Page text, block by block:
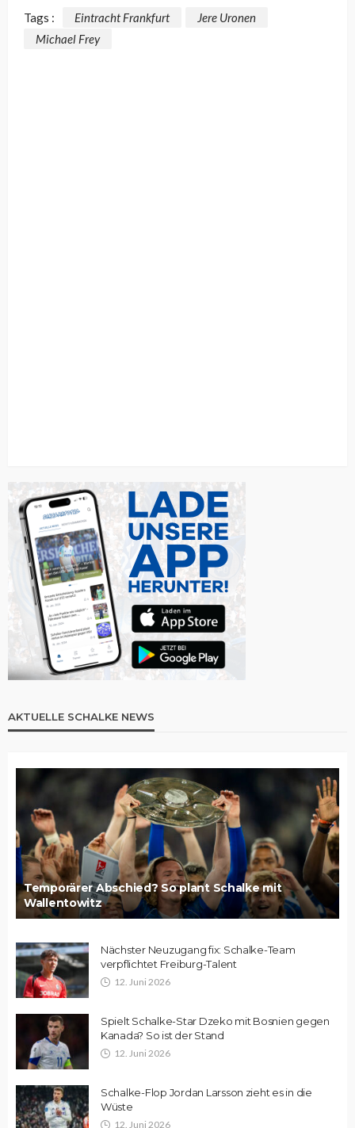
Tags : Eintracht Frankfurt
Jere Uronen
Michael Frey
AKTUELLE SCHALKE NEWS
Temporärer Abschied? So plant Schalke mit
Wallentowitz
Nächster Neuzugang fix: Schalke-Team
verpflichtet Freiburg-Talent
12. Juni 2026
Spielt Schalke-Star Dzeko mit Bosnien gegen
Kanada? So ist der Stand
12. Juni 2026
Schalke-Flop Jordan Larsson zieht es in die
Wüste
12. Juni 2026